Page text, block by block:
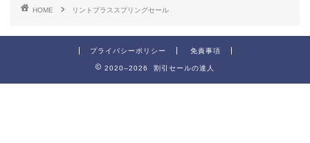
HOME リントプラススプリングセール
プライバシーポリシー 免責事項
2020–2026 割引セールの達人